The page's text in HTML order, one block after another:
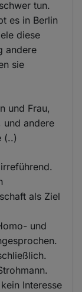
tun.
es in Berlin
diese
andere
sie
und Frau,
und andere
(..)
als Ziel
und
Interesse